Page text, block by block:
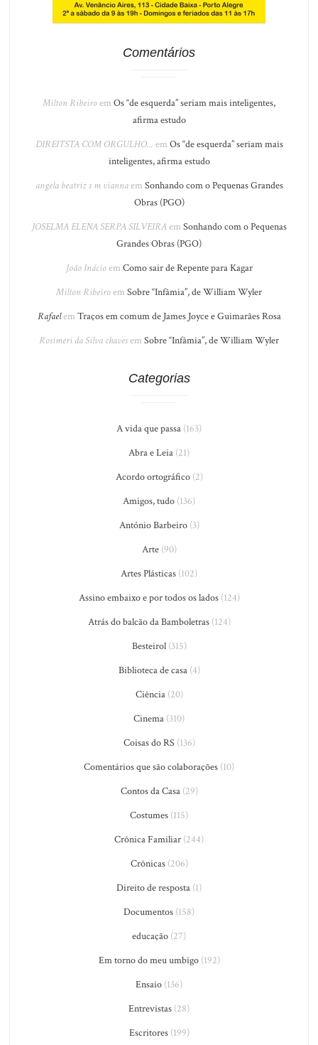
Comentários
Milton Ribeiroem Os “de esquerda” seriam mais inteligentes,
afirma estudo
DIREITSTA COM ORGULHO... em Os “de esquerda” seriam mais
inteligentes, afirma estudo
angela beatriz s m viannaem Sonhando com o Pequenas Grandes
Obras (PGO)
JOSELMA ELENA SERPA SILVEIRAem Sonhando com o Pequenas
Grandes Obras (PGO)
João Inácioem Como sair de Repente para Kagar
Milton Ribeiroem Sobre “Infâmia”, de William Wyler
Rafaelem Traços em comum de James Joyce e Guimarães Rosa
Rosimeri da Silva chavesem Sobre “Infâmia”, de William Wyler
Categorias
A vida que passa (163)
Abra e Leia (21)
Acordo ortográfico(2)
Amigos, tudo (136)
António Barbeiro(3)
Arte(90)
Artes Plásticas (102)
Assino embaixo e por todos os lados(124)
Atrás do balcão da Bamboletras(124)
Besteirol(315)
Biblioteca de casa(4)
Ciência(20)
Cinema (310)
Coisas do RS(136)
Comentários que são colaborações (10)
Contos da Casa(29)
Costumes (115)
Crônica Familiar (244)
Crônicas(206)
Direito de resposta (1)
Documentos (158)
educação (27)
Em torno do meu umbigo(192)
Ensaio (136)
Entrevistas (28)
Escritores(199)